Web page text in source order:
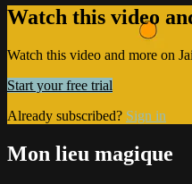
Watch this video
Watch this video and more on
Start your free trial
Already subscribed? Sign in
Mon lieu magique